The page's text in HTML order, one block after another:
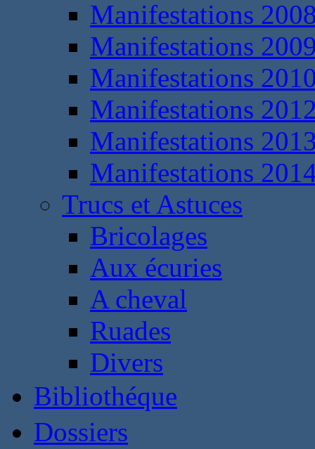
Manifestations
Manifestations
Manifestations
Manifestations
Manifestations
Manifestations
Trucs et Astuces
Bricolages
Aux écuries
A cheval
Ruades
Divers
Bibliothéque
Dossiers